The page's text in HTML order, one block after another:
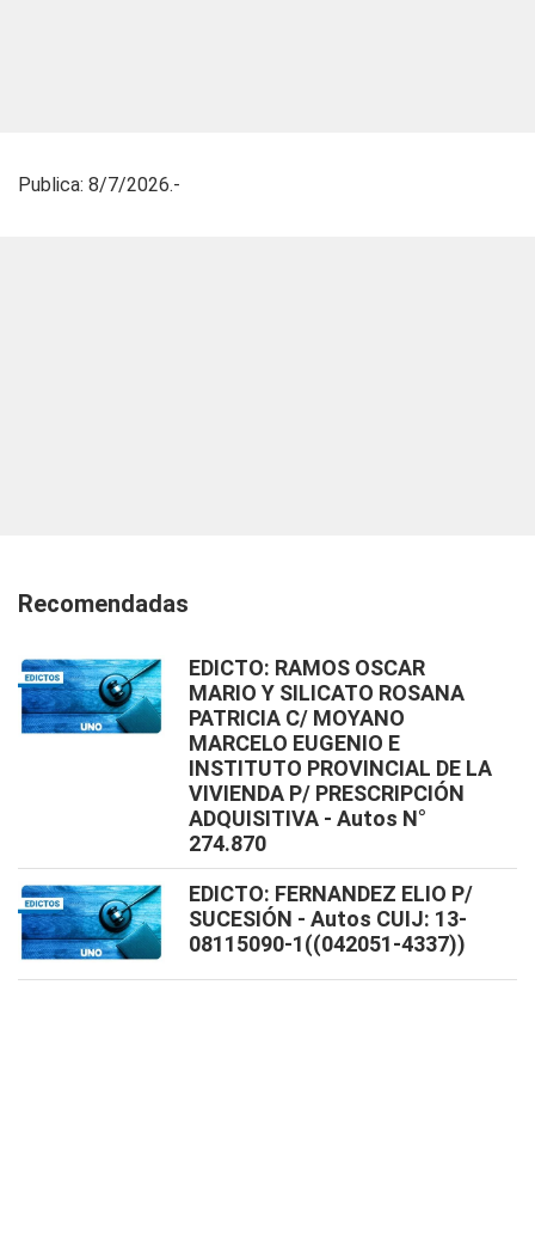
Publica: 8/7/2026.-
Recomendadas
EDICTO: RAMOS OSCAR
MARIO Y SILICATO ROSANA
PATRICIA C/ MOYANO
MARCELO EUGENIO E
INSTITUTO PROVINCIAL DE LA
VIVIENDA P/ PRESCRIPCIÓN
ADQUISITIVA - Autos N°
274.870
EDICTO: FERNANDEZ ELIO P/
SUCESIÓN - Autos CUIJ: 13-
08115090-1((042051-4337))